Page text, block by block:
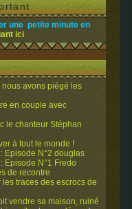
une petite minute en
ici
avons piégé les
en couple avec
le chanteur Stéphan
à tout le monde !
Episode N°2 douglas
Episode N°1 Fredo
de recontre
traces des escrocs de
vendre sa maison, ruiné